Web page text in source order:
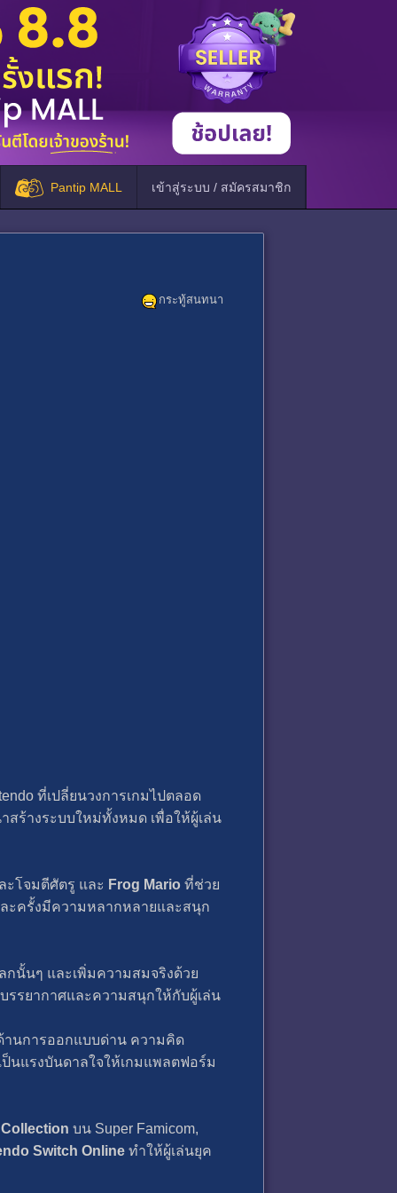
Pantip MALL เข้าสู่ระบบ / สมัครสมาชิก
กระทู้สนทนา
ที่เปลี่ยนวงการเกมไปตลอด
สร้างระบบใหม่ทั้งหมด เพื่อให้ผู้เล่น
โจมตีศัตรู และ Frog Mario ที่ช่วย
ละครั้งมีความหลากหลายและสนุก
กนั้นๆ และเพิ่มความสมจริงด้วย
รรยากาศและความสนุกให้กับผู้เล่น
านการออกแบบด่าน ความคิด
นแรงบันดาลใจให้เกมแพลตฟอร์ม
บน Super Famicom,
Switch Online ทำให้ผู้เล่นยุค